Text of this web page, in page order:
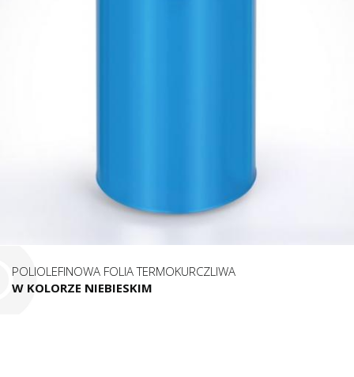
POLIOLEFINOWA FOLIA TERMOKURCZLIWA
W KOLORZE NIEBIESKIM